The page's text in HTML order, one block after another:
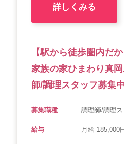
詳しくみる
【駅から徒歩圏内だ
家族の家ひまわり真
師/調理スタッフ募集
募集職種 調理師/調理
給与 月給 185,000